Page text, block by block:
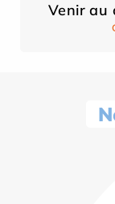
Venir au